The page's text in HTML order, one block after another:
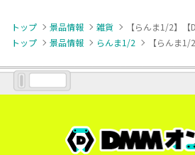
トップ 景品情報 雑貨
トップ
景品情報 らんま1/2